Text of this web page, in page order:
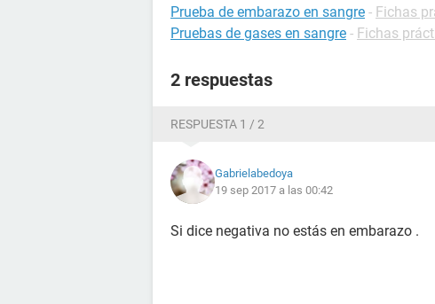
Prueba de embarazo en sangre - Fichas
Pruebas de gases en sangre - Fichas
2 respuestas
RESPUESTA 1 / 2
Gabrielabedoya
19 sep 2017 a las 00:42
Si dice negativa no estás en embarazo .